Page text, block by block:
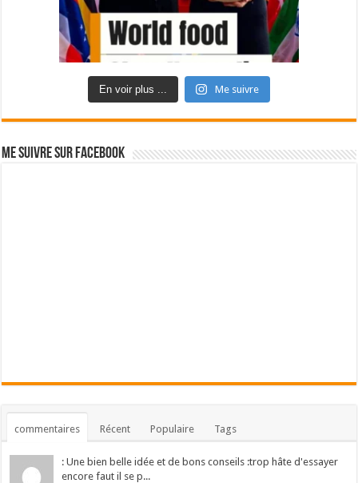
En voir plus ... Me suivre
Me suivre sur Facebook
commentaires Récent Populaire Tags
: Une bien belle idée et de bons conseils :trop hâte d'essayer
encore faut il se p...